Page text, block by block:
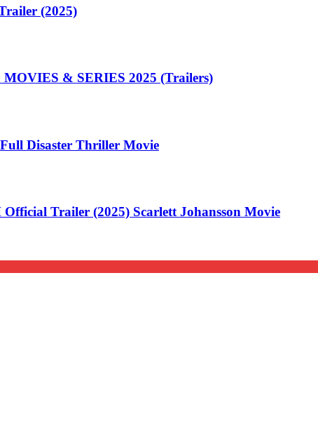
(2025)
& SERIES 2025 (Trailers)
Disaster Thriller Movie
Trailer (2025) Scarlett Johansson Movie